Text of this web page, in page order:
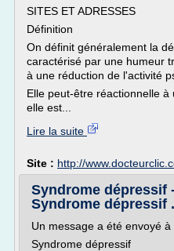
SITES ET ADRESSES
Définition
On définit généralement la
caractérisé par une humeur
à une réduction de l'activité
Elle peut-être réactionnelle à
elle est...
Lire la suite
Site : http://
Syndrome dépressif
Syndrome dépressif
Un message a été envoyé à
Syndrome dépressif